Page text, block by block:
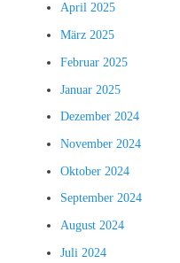
April 2025
März 2025
Februar 2025
Januar 2025
Dezember 2024
November 2024
Oktober 2024
September 2024
August 2024
Juli 2024